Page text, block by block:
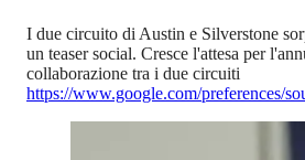
I due circuito di Austin e Silverstone
un teaser social. Cresce l'attesa per
collaborazione tra i due circuiti
https://www.google.com/preferences/